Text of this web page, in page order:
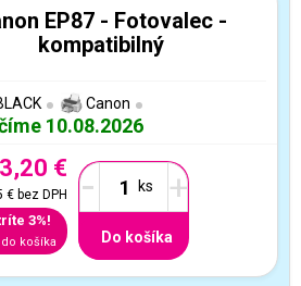
EP87 - Fotovalec -
kompatibilný
Canon
10.08.2026
€
€bez DPH
3%!
košíka
- +
Do košíka